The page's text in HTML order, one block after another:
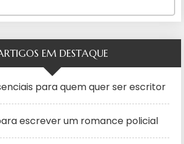
EM DESTAQUE
para quem quer ser escritor
escrever um romance policial